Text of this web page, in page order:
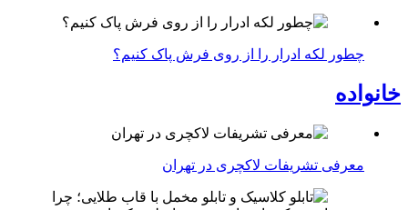
چطور لکه ادرار را از روی فرش پاک کنیم؟
خانواده
معرفی تشریفات لاکچری در تهران